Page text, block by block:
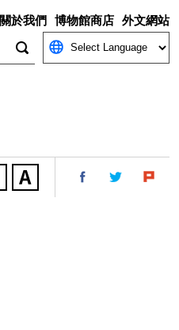
關於我們 博物館商店 外文網站